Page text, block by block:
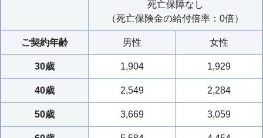
加したご契約の場合、この特約を付加できます。
この特約の保険料は不要です。
死亡保障なし
（死亡保険金の給付倍率：0倍）
ご契約年齢 男性 女性
30歳 1,904 1,929
40歳 2,549 2,284
50歳 3,669 3,059